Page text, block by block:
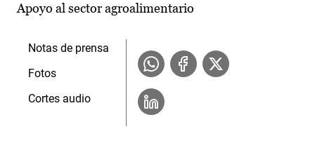
Apoyo al sector agroalimentario
Notas de prensa
Fotos
Cortes audio